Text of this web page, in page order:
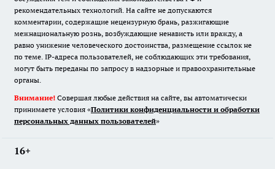
рекомендательных технологий. На сайте не допускаются
комментарии, содержащие нецензурную брань, разжигающие
межнациональную рознь, возбуждающие ненависть или вражду, а
равно унижение человеческого достоинства, размещение ссылок не
по теме. IP-адреса пользователей, не соблюдающих эти требования,
могут быть переданы по запросу в надзорные и правоохранительные
органы.
Внимание! Совершая любые действия на сайте, вы автоматически
принимаете условия «Политики конфиденциальности и обработки
персональных данных пользователей»
16+